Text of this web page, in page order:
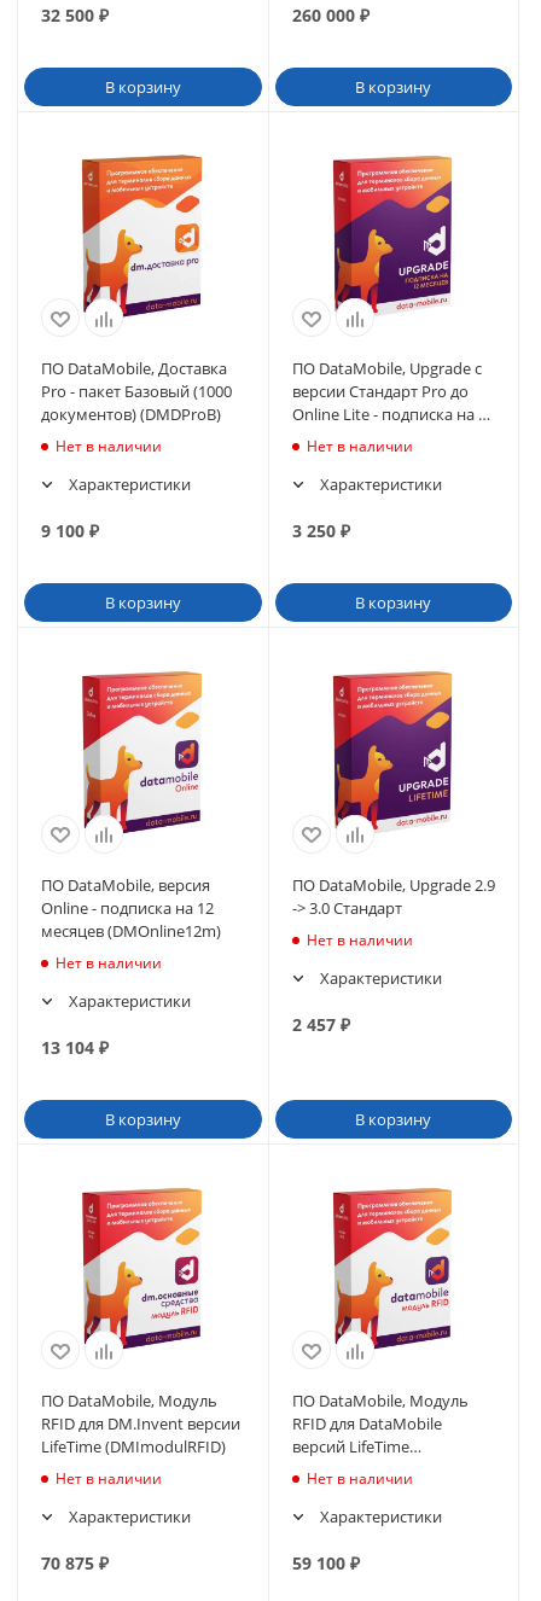
32 500 ₽
В корзину
260 000₽
В корзину
ПО DataMobile, Доставка
Pro - пакет Базовый (1000
документов) (DMDProB)
Нет в наличии
Характеристики
9 100 ₽
В корзину
ПО DataMobile, Upgrade с
версии Стандарт Pro до
Online Lite - подписка на 12
месяцев
Нет в наличии
Характеристики
3 250₽
В корзину
ПО DataMobile, версия
Online - подписка на 12
месяцев (DMOnline12m)
Нет в наличии
Характеристики
13 104 ₽
В корзину
ПО DataMobile, Upgrade 2.9
-> 3.0 Стандарт
Нет в наличии
Характеристики
2 457₽
В корзину
ПО DataMobile, Mодуль
RFID для DM.Invent версии
LifeTime (DMImodulRFID)
Нет в наличии
Характеристики
70 875 ₽
ПО DataMobile, Mодуль
RFID для DataMobile
версий LifeTime
(DMmodulRFID)
Нет в наличии
Характеристики
59 100₽